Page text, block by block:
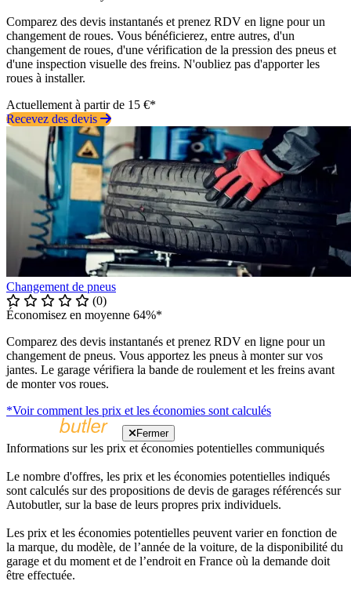
Comparez des devis instantanés et prenez RDV en ligne pour un
changement de roues. Vous bénéficierez, entre autres, d'un
changement de roues, d'une vérification de la pression des pneus et
d'une inspection visuelle des freins. N'oubliez pas d'apporter les
roues à installer.
Actuellement à partir de 15 €*
Recevez des devis
Changement de pneus
(0)
Économisez en moyenne 64%*
Comparez des devis instantanés et prenez RDV en ligne pour un
changement de pneus. Vous apportez les pneus à monter sur vos
jantes. Le garage vérifiera la bande de roulement et les freins avant
de monter vos roues.
*Voir comment les prix et les économies sont calculés
Fermer
Informations sur les prix et économies potentielles communiqués
Le nombre d'offres, les prix et les économies potentielles indiqués
sont calculés sur des propositions de devis de garages référencés sur
Autobutler, sur la base de leurs propres prix individuels.
Les prix et les économies potentielles peuvent varier en fonction de
la marque, du modèle, de l’année de la voiture, de la disponibilité du
garage et du moment et de l’endroit en France où la demande doit
être effectuée.